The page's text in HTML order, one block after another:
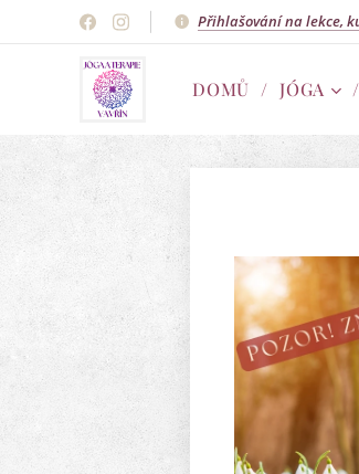
Přihlašování na lekce,
DOMŮ JÓGA